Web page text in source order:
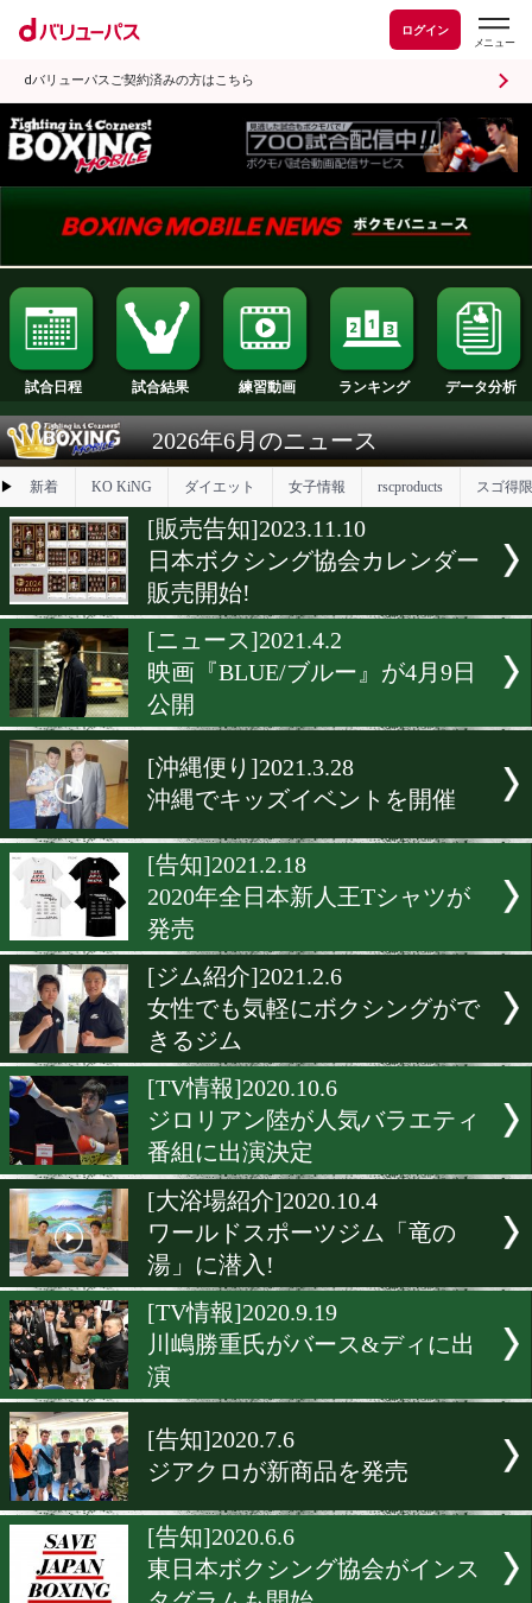
ログイン
dバリューパスご契約済みの方はこちら
試合日程 試合結果 練習動画 ランキング
2026年6月のニュース
▶ 新着 KO KiNG ダイエット
[販売告知]2023.11.10
日本ボクシング協会カレン
販売開始!
[ニュース]2021.4.2
映画『BLUE/ブルー』が4
公開
[沖縄便り]2021.3.28
沖縄でキッズイベントを開
[告知]2021.2.18
2020年全日本新人王Tシャ
発売
[ジム紹介]2021.2.6
女性でも気軽にボクシング
きるジム
[TV情報]2020.10.6
ジロリアン陸が人気バラエ
[大浴場紹介]2020.10.4
ワールドスポーツジム「竜
湯」に潜入!
[TV情報]2020.9.19